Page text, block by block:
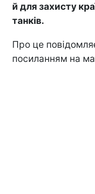
й для захисту
танків.
Про це
посиланням на